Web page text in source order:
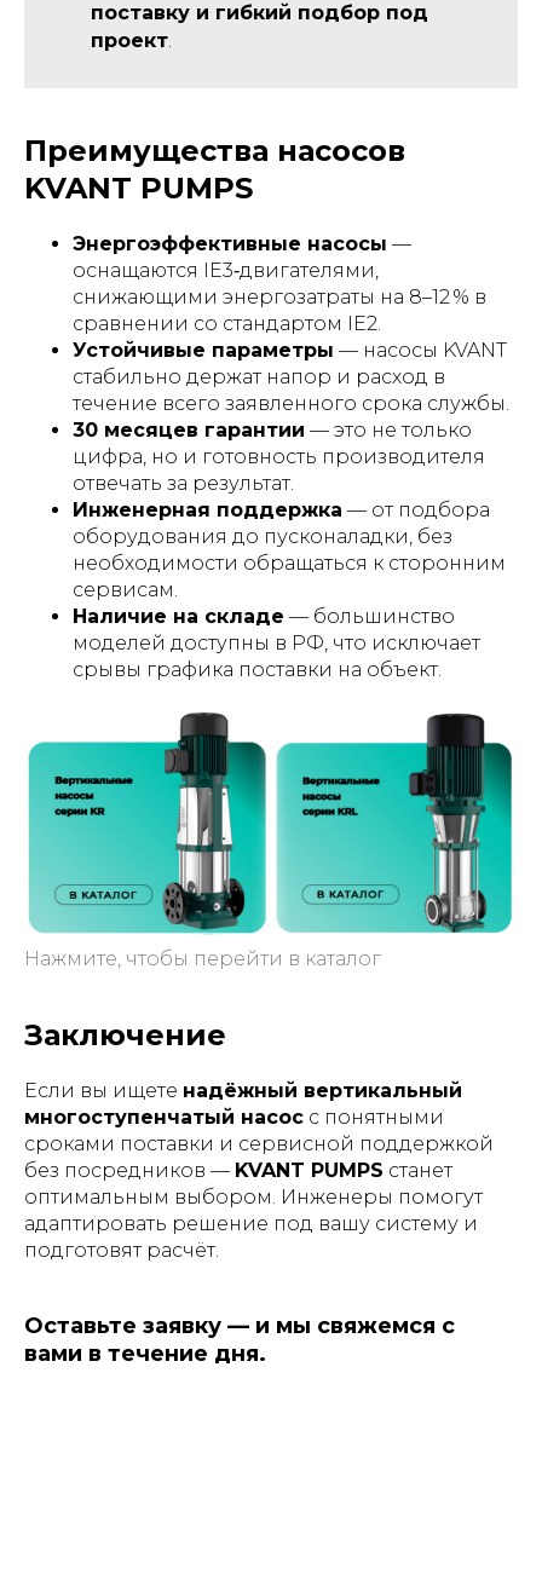
поставку и гибкий подбор под
проект.
Преимущества насосов
KVANT PUMPS
Энергоэффективные насосы —
оснащаются IE3‑двигателями,
снижающими энергозатраты на 8–12 % в
сравнении со стандартом IE2.
Устойчивые параметры — насосы KVANT
стабильно держат напор и расход в
течение всего заявленного срока службы.
30 месяцев гарантии — это не только
цифра, но и готовность производителя
отвечать за результат.
Инженерная поддержка — от подбора
оборудования до пусконаладки, без
необходимости обращаться к сторонним
сервисам.
Наличие на складе — большинство
моделей доступны в РФ, что исключает
срывы графика поставки на объект.
Нажмите, чтобы перейти в каталог
Заключение
Если вы ищете надёжный вертикальный
многоступенчатый насос с понятными
сроками поставки и сервисной поддержкой
без посредников — KVANT PUMPS станет
оптимальным выбором. Инженеры помогут
адаптировать решение под вашу систему и
подготовят расчёт.
Оставьте заявку — и мы свяжемся с
вами в течение дня.